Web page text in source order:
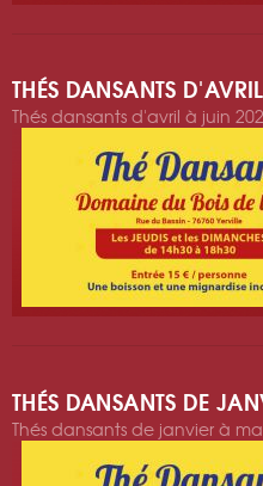
THÉS DANSANTS
Thés dansants d'avril à juin
THÉS DANSANTS DE
Thés dansants de janvier à